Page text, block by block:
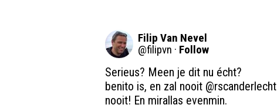
Filip Van Nevel
@filipvn · Follow
Serieus? Meen je dit nu écht?
benito is, en zal nooit @rscanderlecht
nooit! En mirallas evenmin.